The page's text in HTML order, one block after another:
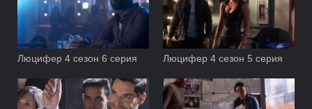
Люцифер 4 сезон 6 серия Люцифер 4 сезон 5 серия